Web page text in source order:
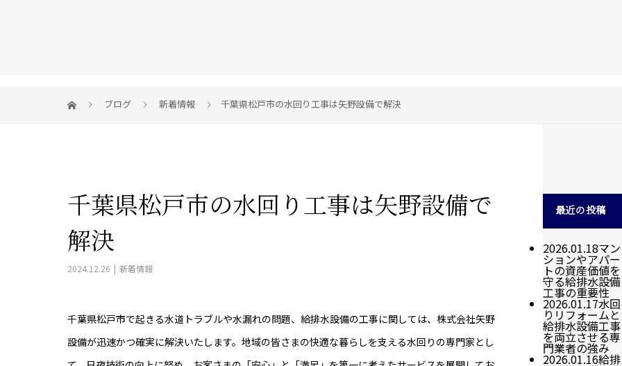
ブログ 新着情報 千葉県松戸市の水回り工事は矢野設備で解決
千葉県松戸市の水回り工事は矢野設備で
解決
2024.12.26 新着情報
千葉県松戸市で起きる水道トラブルや水漏れの問題、給排水設備の工事に関しては、株式会社矢野
設備が迅速かつ確実に解決いたします。地域の皆さまの快適な暮らしを支える水回りの専門家とし
最近の投稿
2026.01.18マン
ションやアパー
トの資産価値を
守る給排水設備
工事の重要性
2026.01.17水回
りリフォームと
給排水設備工事
を両立させる専
門業者の強み
2026.01.16給排